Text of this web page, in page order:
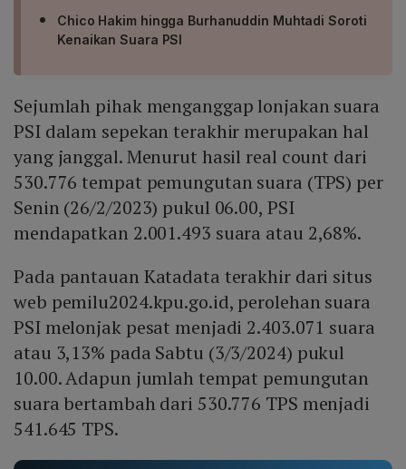
Chico Hakim hingga Burhanuddin Muhtadi Soroti
Kenaikan Suara PSI
Sejumlah pihak menganggap lonjakan suara
PSI dalam sepekan terakhir merupakan hal
yang janggal. Menurut hasil real count dari
530.776 tempat pemungutan suara (TPS) per
Senin (26/2/2023) pukul 06.00, PSI
mendapatkan 2.001.493 suara atau 2,68%.
Pada pantauan Katadata terakhir dari situs
web pemilu2024.kpu.go.id, perolehan suara
PSI melonjak pesat menjadi 2.403.071 suara
atau 3,13% pada Sabtu (3/3/2024) pukul
10.00. Adapun jumlah tempat pemungutan
suara bertambah dari 530.776 TPS menjadi
541.645 TPS.